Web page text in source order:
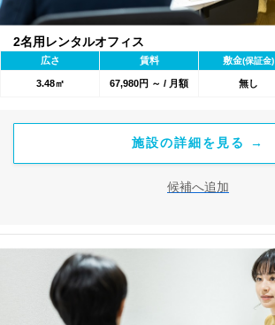
2名用レンタルオフィス
広さ 賃料 敷金(保証金)
3.48㎡ 67,980円 ～ / 月額 無し
施設の詳細を見る →
候補へ追加